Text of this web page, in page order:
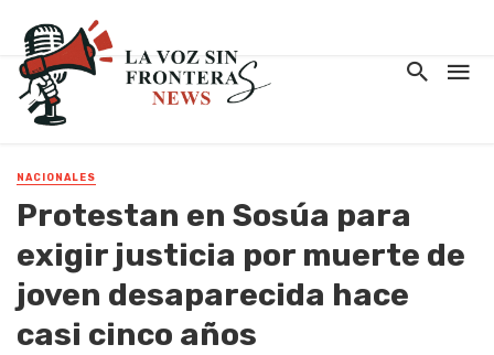
NACIONALES
Protestan en Sosúa para
exigir justicia por muerte de
joven desaparecida hace
casi cinco años